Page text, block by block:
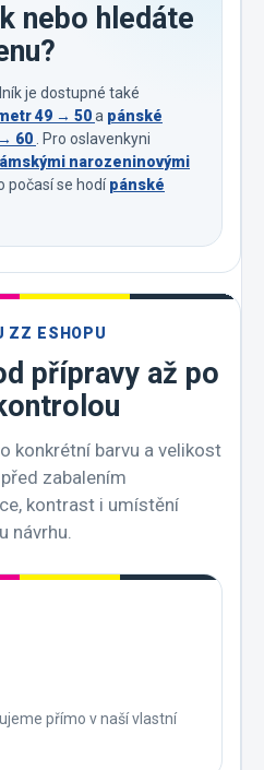
nebo hledáte
je dostupné také
49 → 50a pánské
60 . Pro oslavenkyni
narozeninovými
počasí se hodípánské
ZZ ESHOPU
přípravy až po
konkrétní barvu a velikost
zabalením
kontrast i umístění
návrhu.
přímo v naší vlastní